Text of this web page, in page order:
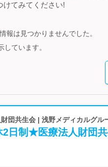
けてみてください!
報は見つかりませんでした。
しています。
団共生会 | 浅野メディカルグル
日制★医療法人財団共